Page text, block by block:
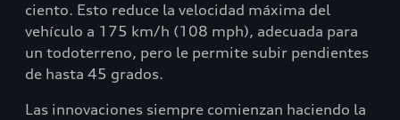
ciento. Esto reduce la velocidad máxima del
vehículo a 175 km/h (108 mph), adecuada para
un todoterreno, pero le permite subir pendientes
de hasta 45 grados.
Las innovaciones siempre comienzan haciendo la